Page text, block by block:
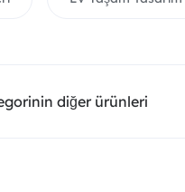
diğer ürünleri